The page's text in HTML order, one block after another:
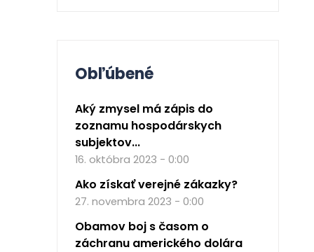
Obľúbené
Aký zmysel má zápis do
zoznamu hospodárskych
subjektov...
16. októbra 2023 - 0:00
Ako získať verejné zákazky?
27. novembra 2023 - 0:00
Obamov boj s časom o
záchranu amerického dolára